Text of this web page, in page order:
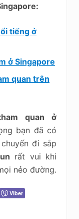
tiếng ở
ở Singapore
quan trên
quan ở
bạn đã có
đi sắp
rất vui khi
nẻo đường.
Viber